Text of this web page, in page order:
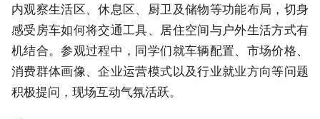
内观察生活区、休息区、厨卫及储物等功能布局，切身
感受房车如何将交通工具、居住空间与户外生活方式有
机结合。参观过程中，同学们就车辆配置、市场价格、
消费群体画像、企业运营模式以及行业就业方向等问题
积极提问，现场互动气氛活跃。